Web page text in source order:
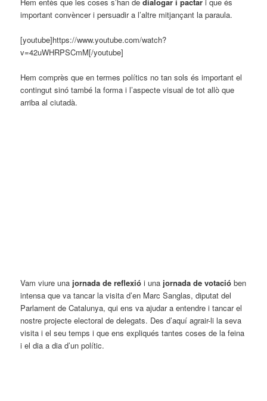
important convèncer i persuadir a l’altre mitjançant la paraula.
[youtube]https://www.youtube.com/watch?
v=42uWHRPSCmM[/youtube]
Hem comprès que en termes polítics no tan sols és important el
contingut sinó també la forma i l’aspecte visual de tot allò que
arriba al ciutadà.
Vam viure una jornada de reflexió i una jornada de votació ben
intensa que va tancar la visita d’en Marc Sanglas, diputat del
Parlament de Catalunya, qui ens va ajudar a entendre i tancar el
nostre projecte electoral de delegats. Des d’aquí agrair-li la seva
visita i el seu temps i que ens expliqués tantes coses de la feina
i el dia a dia d’un polític.